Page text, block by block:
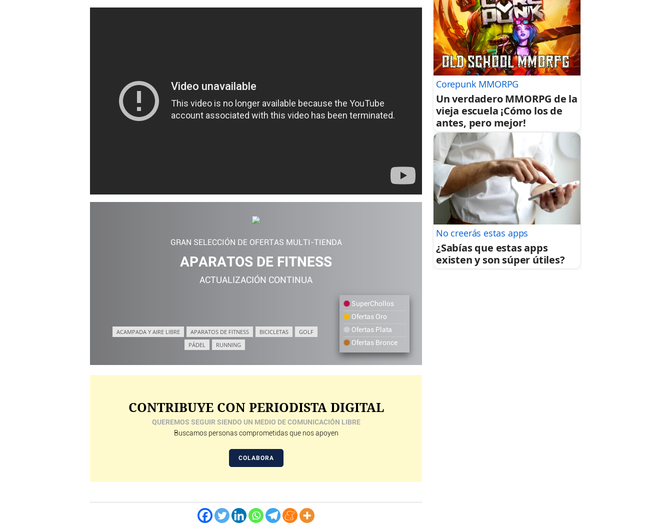
GRAN SELECCIÓN DE OFERTAS MULTI-TIENDA
APARATOS DE FITNESS
ACTUALIZACIÓN CONTINUA
ACAMPADA Y AIRE LIBRE APARATOS DE FITNESS BICICLETAS
GOLF
PÁDEL
RUNNING
SuperChollos
Ofertas Oro
Ofertas Plata
Ofertas Bronce
CONTRIBUYE CON PERIODISTA DIGITAL
QUEREMOS SEGUIR SIENDO UN MEDIO DE COMUNICACIÓN LIBRE
Buscamos personas comprometidas que nos apoyen
COLABORA
Corepunk MMORPG
Un verdadero MMORPG de la
vieja escuela ¡Cómo los de
antes, pero mejor!
No creerás estas apps
¿Sabías que estas apps
existen y son súper útiles?